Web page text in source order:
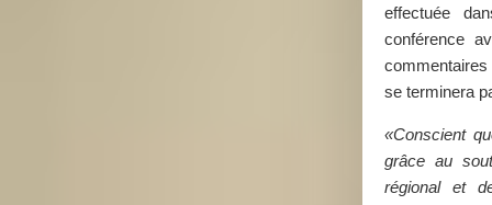
effectuée
conférence
se terminera
«Conscient
grâce au
régional et